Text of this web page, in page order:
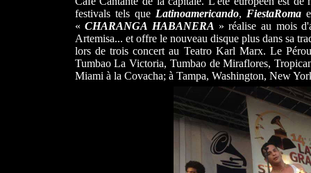
festivals tels que Latinoamericando, FiestaRoma
«CHARANGA HABANERA » réalise au mois
Artemisa... et offre le nouveau disque plus dans sa
lors de trois concert au Teatro Karl Marx. Le
Tumbao La Victoria, Tumbao de Miraflores,
Miami à la Covacha; à Tampa, Washington, New